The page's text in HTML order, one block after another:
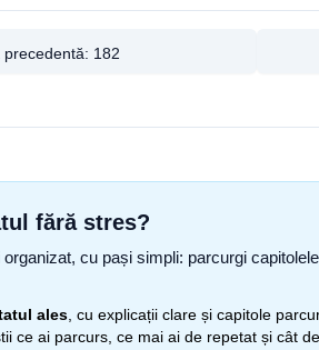
182
fără stres?
organizat, cu pași simpli: parcurgi
ales , cu explicații clare și capitole
ce ai parcurs, ce mai ai de repetat și cât